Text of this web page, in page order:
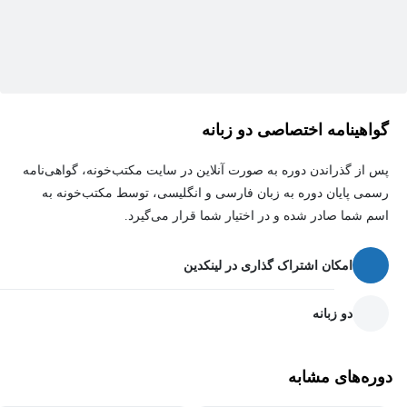
نحوه ساخت Api در جنگو
بررسی کیفیت وب­سایت طراحی شده
پیاده­‌سازی در هاست لینوکس با داکر
نحوه تعامل front و Back در یک پروژه
اصلی­‌ترین هدف دوره
گواهینامه اختصاصی دو زبانه
پس از گذراندن دوره به صورت آنلاین در سایت مکتب‌خونه، گواهی‌نامه
رسمی پایان دوره به زبان فارسی و انگلیسی، توسط مکتب‌خونه به
اسم شما صادر شده و در اختیار شما قرار می‌گیرد.
امکان اشتراک گذاری در لینکدین
دو زبانه
دوره‌های مشابه